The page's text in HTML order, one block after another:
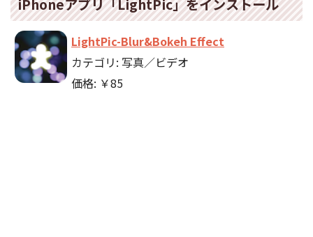
iPhoneアプリ「LightPic」をインストール
LightPic-Blur&Bokeh Effect
カテゴリ: 写真／ビデオ
価格: ￥85